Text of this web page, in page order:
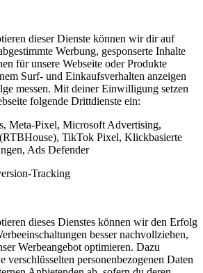
dieser Dienste können wir dir auf
Werbung, gesponserte Inhalte
für unsere Webseite oder Produkte
Surf- und Einkaufsverhalten anzeigen
messen. Mit deiner Einwilligung setzen
folgende Drittdienste ein:
Meta-Pixel, Microsoft Advertising,
TikTok Pixel, Klickbasierte
Ads Defender
Tracking
dieses Dienstes können wir den Erfolg
besser nachvollziehen,
Werbeangebot optimieren. Dazu
verschlüsselten personenbezogenen Daten